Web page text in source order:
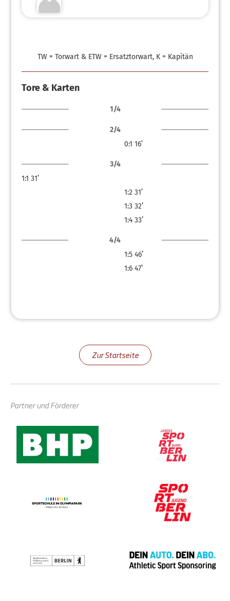
TW = Torwart & ETW = Ersatztorwart, K = Kapitän
Tore & Karten
1/4
2/4
0:1 16’
3/4
1:1 31’
1:2 31’
1:3 32’
1:4 33’
4/4
1:5 46’
1:6 47’
Zur Startseite
Partner und Förderer